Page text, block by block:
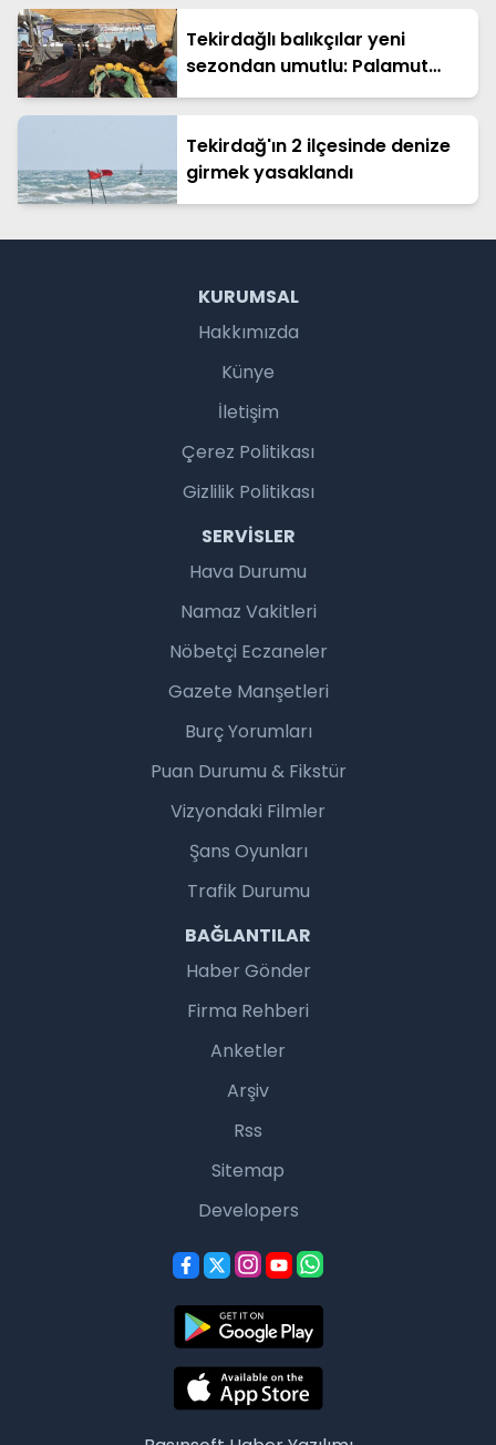
Tekirdağlı balıkçılar yeni
sezondan umutlu: Palamut
müjdesi aldık
Tekirdağ'ın 2 ilçesinde denize
girmek yasaklandı
KURUMSAL
Hakkımızda
Künye
İletişim
Çerez Politikası
Gizlilik Politikası
SERVISLER
Hava Durumu
Namaz Vakitleri
Nöbetçi Eczaneler
Gazete Manşetleri
Burç Yorumları
Puan Durumu & Fikstür
Vizyondaki Filmler
Şans Oyunları
Trafik Durumu
BAĞLANTILAR
Haber Gönder
Firma Rehberi
Anketler
Arşiv
Rss
Sitemap
Developers